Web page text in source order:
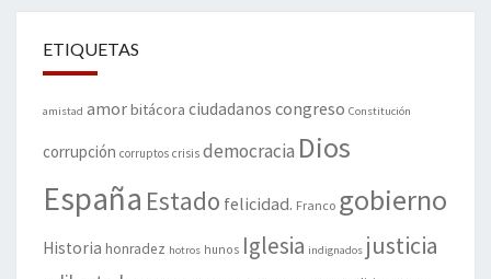
ETIQUETAS
amistad amorbitácora ciudadanos congreso Constitución
corrupción corruptos crisis democracia Dios
España Estado felicidad. Franco gobierno
Historia honradez hotros hunos Iglesia indignados justicia